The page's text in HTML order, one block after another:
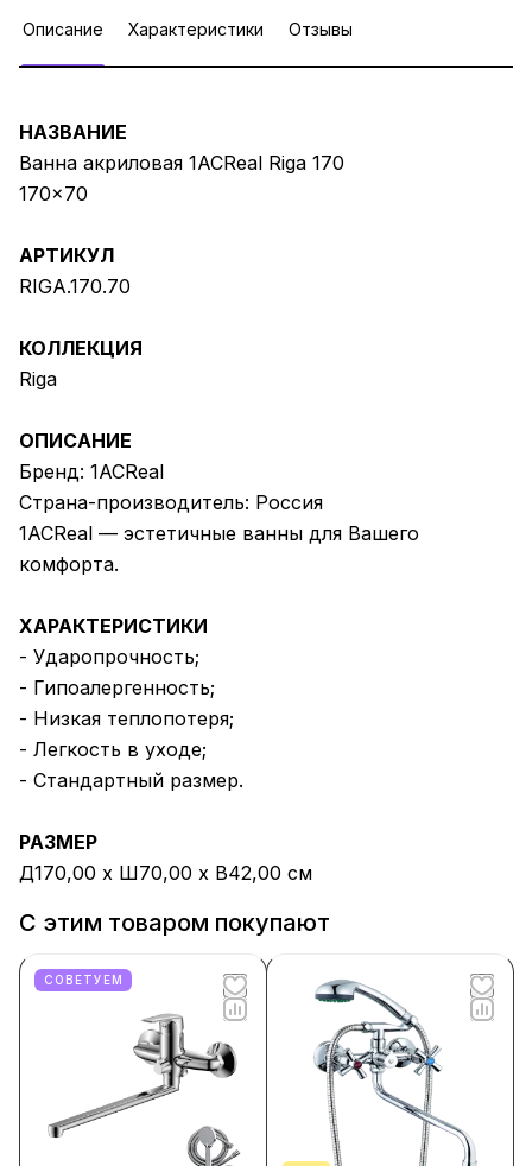
Описание Характеристики Отзывы
НАЗВАНИЕ
Ванна акриловая 1ACReal Riga 170
170x70
АРТИКУЛ
RIGA.170.70
КОЛЛЕКЦИЯ
Riga
ОПИСАНИЕ
Бренд: 1ACReal
Страна-производитель: Россия
1ACReal — эстетичные ванны для Вашего
комфорта.
ХАРАКТЕРИСТИКИ
- Ударопрочность;
- Гипоалергенность;
- Низкая теплопотеря;
- Легкость в уходе;
- Стандартный размер.
РАЗМЕР
Д170,00 x Ш70,00 x В42,00 см
С этим товаром покупают
СОВЕТУЕМ